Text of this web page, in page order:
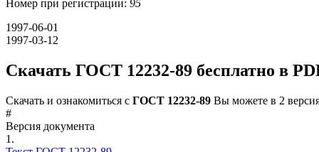
Номер при регистрации: 95
1997-06-01
1997-03-12
Скачать ГОСТ 12232-89 бесплатно в
Скачать и ознакомиться с ГОСТ 12232-89 Вы можете в 2
#
Версия документа
1.